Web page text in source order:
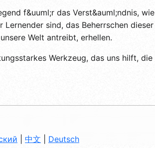
f&uuml;r das Verst&auml;ndnis, wie
sind, das Beherrschen dieser
Welt antreibt, erhellen.
Werkzeug, das uns hilft, die
中文 Deutsch